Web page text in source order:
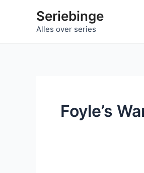
Seriebinge
Alles over series
Foyle’s